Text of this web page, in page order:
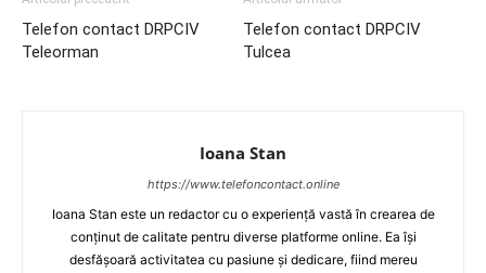
Telefon contact DRPCIV
Teleorman
Telefon contact DRPCIV
Tulcea
Ioana Stan
https://www.telefoncontact.online
Ioana Stan este un redactor cu o experiență vastă în crearea de
conținut de calitate pentru diverse platforme online. Ea își
desfășoară activitatea cu pasiune și dedicare, fiind mereu